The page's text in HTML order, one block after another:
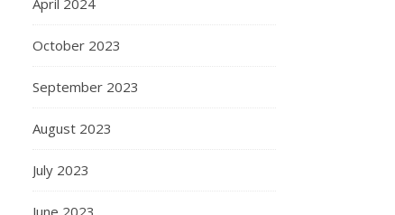
April 2024
October 2023
September 2023
August 2023
July 2023
June 2023